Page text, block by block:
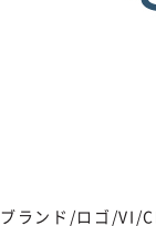
ブランド/ロゴ/VI/CI